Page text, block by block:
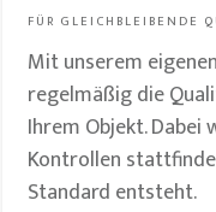
FÜR GLEICHBLEIBENDE
Mit unserem
regelmäßig die
Ihrem Objekt. Dabei
Kontrollen
Standard entsteht.